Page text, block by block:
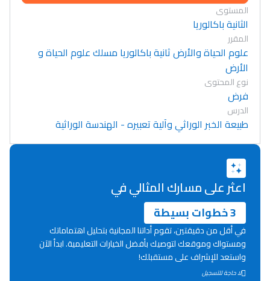
Lycée Maroc
التعليم الثانوي التأهيلي
المستوى
الثانية باكالوريا
المقرر
علوم الحياة والأرض ثانية باكالوريا مسلك علوم الحياة و
الأرض
نوع المحتوى
فرض
الدرس
طبيعة الخبر الوراثي وآلية تعبيره - الهندسة الوراثية
اعثر على مسارك المثالي في
3 خطوات بسيطة
في أقل من دقيقتين، تقوم أداتنا المجانية بتحليل اهتماماتك
ومستواك وموقعك لتوصيك بأفضل الخيارات التعليمية. ابدأ الآن
واستعد للإشراف على مستقبلك!
لا حاجة للتسجيل